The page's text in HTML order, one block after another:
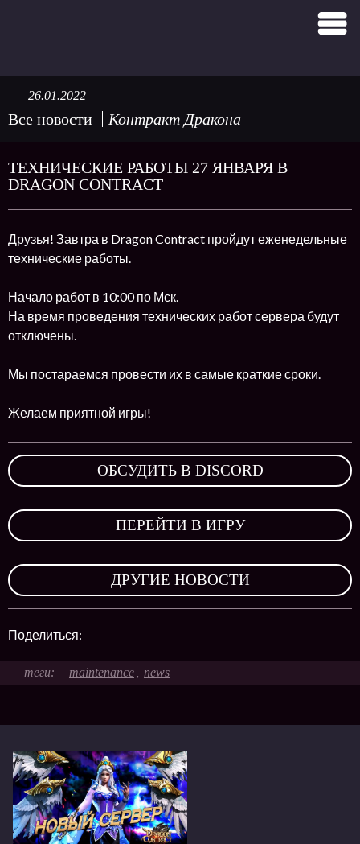
Все новости Контракт Дракона
26.01.2022
ТЕХНИЧЕСКИЕ РАБОТЫ 27 ЯНВАРЯ В
DRAGON CONTRACT
Друзья! Завтра в Dragon Contract пройдут еженедельные
технические работы.
Начало работ в 10:00 по Мск.
На время проведения технических работ сервера будут
отключены.
Мы постараемся провести их в самые краткие сроки.
Желаем приятной игры!
ОБСУДИТЬ В DISCORD
ПЕРЕЙТИ В ИГРУ
ДРУГИЕ НОВОСТИ
Поделиться:
maintenance , news